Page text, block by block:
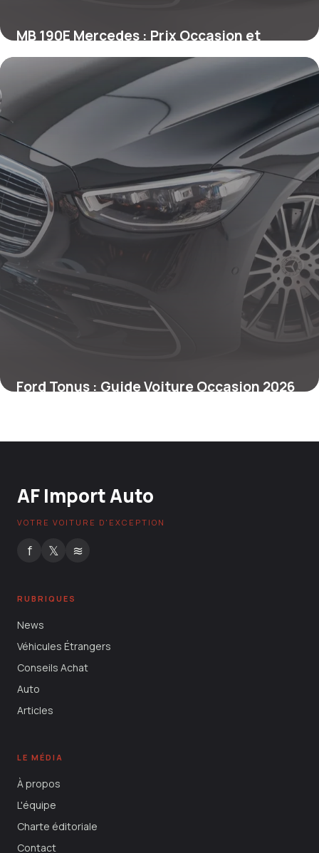
MB 190E Mercedes : Prix Occasion et
Fiabilité
27 juin 2026
Ford Tonus : Guide Voiture Occasion 2026
AF Import Auto
VOTRE VOITURE D'EXCEPTION
f 𝕏 ≋
RUBRIQUES
News
Véhicules Étrangers
Conseils Achat
Auto
Articles
LE MÉDIA
À propos
L'équipe
Charte éditoriale
Contact